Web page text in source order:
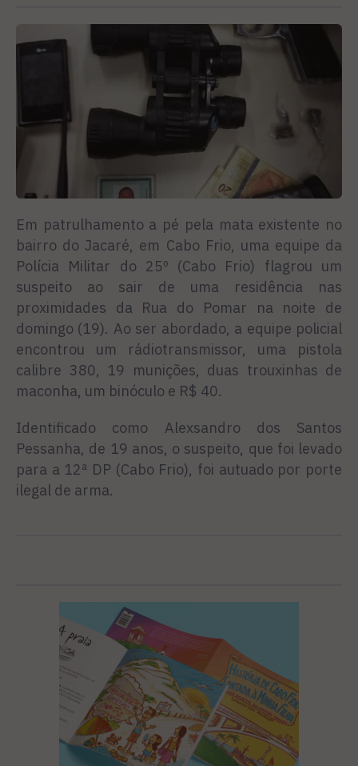
Em patrulhamento a pé pela mata existente no
bairro do Jacaré, em Cabo Frio, uma equipe da
Polícia Militar do 25º (Cabo Frio) flagrou um
suspeito ao sair de uma residência nas
proximidades da Rua do Pomar na noite de
domingo (19). Ao ser abordado, a equipe policial
encontrou um rádiotransmissor, uma pistola
calibre 380, 19 munições, duas trouxinhas de
maconha, um binóculo e R$ 40.
Identificado como Alexsandro dos Santos
Pessanha, de 19 anos, o suspeito, que foi levado
para a 12ª DP (Cabo Frio), foi autuado por porte
ilegal de arma.